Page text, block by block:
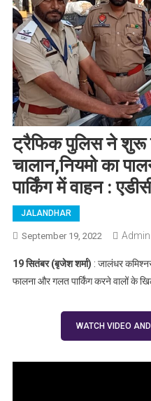
ट्रैफिक पुलिस ने शुरू
चालान,नियमो का
पार्किंग में वाहन :
JALANDHAR
September 19, 2022 Admin
19 सितंबर (बृजेश शर्मा) : जालंधर
फालना और गलत पार्किंग करने वालों के
WATCH VIDEO